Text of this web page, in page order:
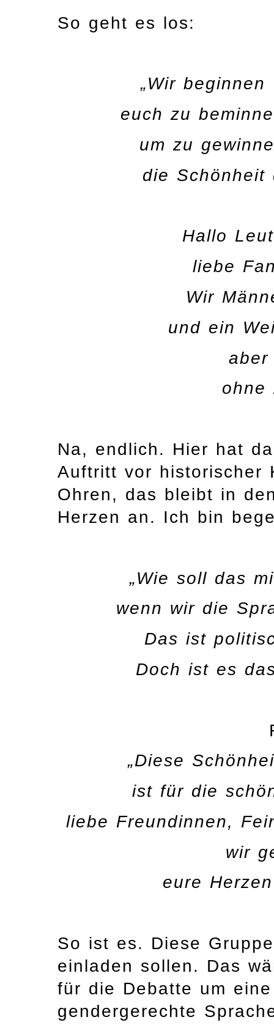
So geht es los:
„Wir
euch zu
um zu
die Schönheit
Hallo
liebe
Wir
und ein
aber
ohne
Na, endlich. Hier hat
Auftritt vor historischer
Ohren, das bleibt in
Herzen an. Ich bin
„Wie soll das
wenn wir die
Das ist
Doch ist es
„Diese
ist für die
liebe Freundinnen,
wir
eure
So ist es. Diese
einladen sollen. Das
für die Debatte um
gendergerechte